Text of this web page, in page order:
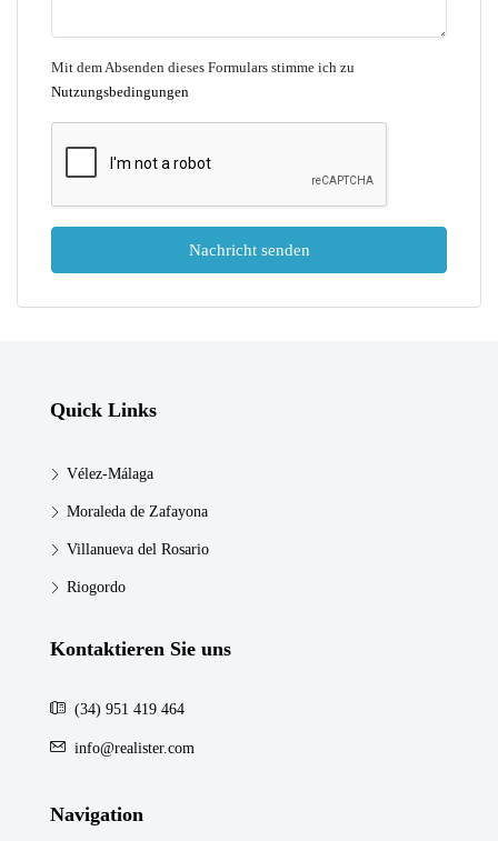
Mit dem Absenden dieses Formulars stimme ich zu
Nutzungsbedingungen
Nachricht senden
Quick Links
Vélez-Málaga
Moraleda de Zafayona
Villanueva del Rosario
Riogordo
Kontaktieren Sie uns
(34) 951 419 464
info@realister.com
Navigation